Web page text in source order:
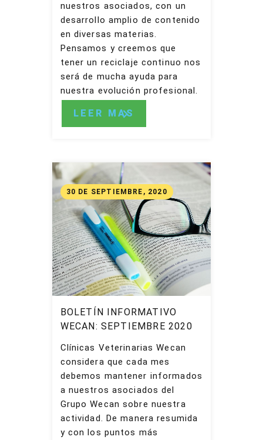
nuestros asociados, con un
desarrollo amplio de contenido
en diversas materias.
Pensamos y creemos que
tener un reciclaje continuo nos
será de mucha ayuda para
nuestra evolución profesional.
LEER MAS
BOLETÍN INFORMATIVO
WECAN: SEPTIEMBRE 2020
Clínicas Veterinarias Wecan
considera que cada mes
debemos mantener informados
a nuestros asociados del
Grupo Wecan sobre nuestra
actividad. De manera resumida
y con los puntos más
30 DE SEPTIEMBRE, 2020